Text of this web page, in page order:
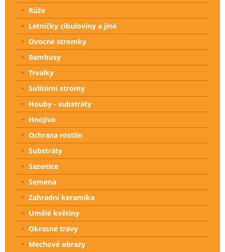
Růže
Letničky cibuloviny a jiné
Ovocné stromky
Bambusy
Trvalky
Solitérní stromy
Houby - substráty
Hnojivo
Ochrana rostlin
Substráty
Sazenice
Semena
Zahradní keramika
Umělé květiny
Okrasné trávy
Mechové obrazy